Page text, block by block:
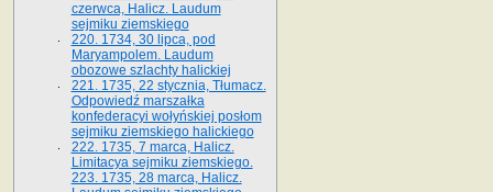
czerwca, Halicz. Laudum
sejmiku ziemskiego
220. 1734, 30 lipca, pod
Maryampolem. Laudum
obozowe szlachty halickiej
221. 1735, 22 stycznia, Tłumacz.
Odpowiedź marszałka
konfederacyi wołyńskiej posłom
sejmiku ziemskiego halickiego
222. 1735, 7 marca, Halicz.
Limitacya sejmiku ziemskiego.
223. 1735, 28 marca, Halicz.